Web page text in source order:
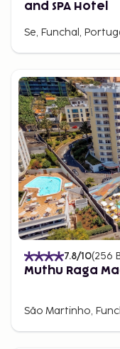
and SPA Hotel
Se, Funchal,
7.8/10(256
Muthu Raga
São Martinho,